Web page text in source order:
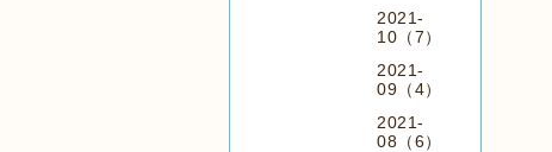
2021-
10（7）
2021-
09（4）
2021-
08（6）